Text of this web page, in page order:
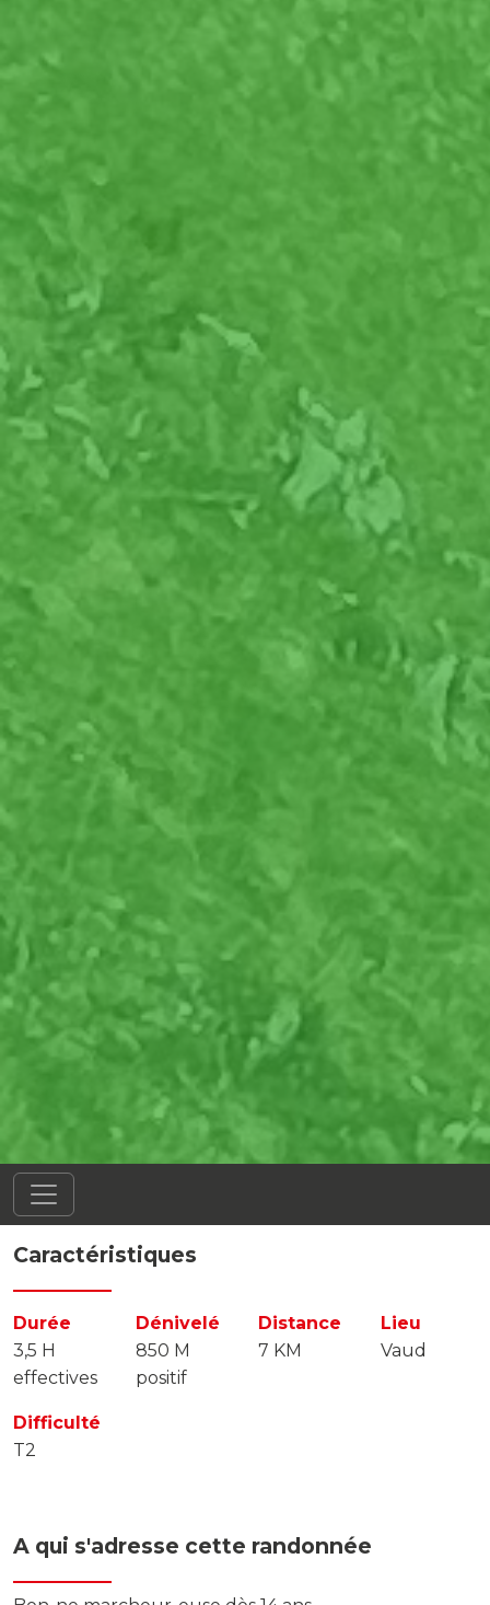
Caractéristiques
Durée
3,5 H
effectives
Dénivelé
850 M
positif
Distance
7 KM
Lieu
Vaud
Difficulté
T2
A qui s'adresse cette randonnée